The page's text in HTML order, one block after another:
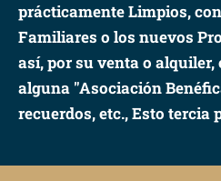
prácticamente Limpios,
Familiares o los nuevos
así, por su venta o
alguna "Asociación
recuerdos, etc., Esto tercia